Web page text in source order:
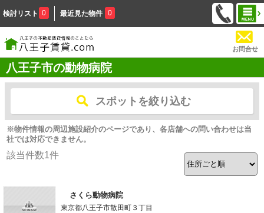
検討リスト 0 最近見た物件 0
お問合せ
八王子市の動物病院
スポットを絞り込む
※物件情報の周辺施設紹介のページであり、各店舗への問い合わせは当
社では対応できません。
該当件数1件
さくら動物病院
東京都八王子市散田町３丁目